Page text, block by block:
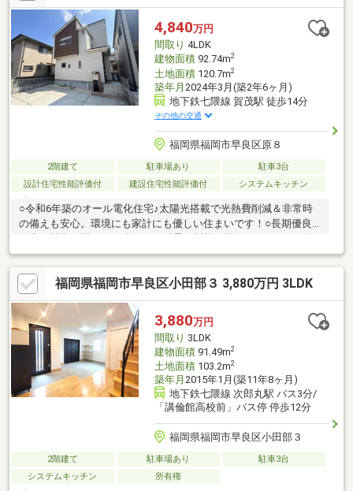
です。・お風通し良好、閑静な住宅街です。・徒歩約10分圏内
に、スーパー・コンビニ複数ございます。・徒歩約5分圏内に公園
複数ございます。・リフォームプラン作成・提案承ります。・ぜ
ひお気軽にお問い合わせください。
4,840万円
間取り 4LDK
建物面積92.74m2
土地面積120.7m2
築年月 2024年3月(築2年6ヶ月)
地下鉄七隈線 賀茂駅 徒歩14分
その他の交通
福岡県福岡市早良区原８
2階建て 駐車場あり
駐車3台
設計住宅性能評価付
建設住宅性能評価付 システムキッチン
○令和6年築のオール電化住宅♪太陽光搭載で光熱費削減＆非常時
の備えも安心。環境にも家計にも優しい住まいです！○長期優良
列駐車3台可能です！来客時や、複数台所有の方でも安心です！○
水回りが集中した家事動線の良い間取りです！○LDK約15.7帖＋和
室5帖で一体利用すれば20帖超の広々空間に♪客間や子どもの遊び
場など多用途に活躍します！○賀茂小学校徒歩約9分！交通量の少
ない通学路で、毎日の通学が安全・快適です！○落ち着いた住宅
街に位置し、スーパーやコンビニ、学校が近接。日常利便と穏や
かな暮らしを両立できる好エリアです！
福岡県福岡市早良区小田部３ 3,880万円 3LDK
3,880万円
間取り 3LDK
建物面積91.49m2
土地面積103.2m2
築年月 2015年1月(築11年8ヶ月)
地下鉄七隈線 次郎丸駅 バス3分/
「講倫館高校前」バス停 停歩12分
福岡県福岡市早良区小田部３
2階建て 駐車場あり
駐車3台
システムキッチン
所有権